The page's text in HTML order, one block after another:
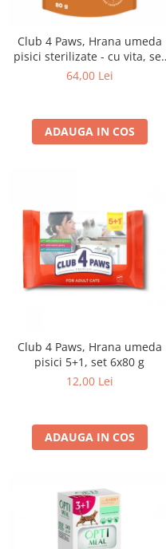
Club 4 Paws, Hrana umeda
pisici sterilizate - cu vita, set
24x80g
64,00 Lei
ADAUGA IN COS
Club 4 Paws, Hrana umeda
pisici 5+1, set 6x80 g
12,00 Lei
ADAUGA IN COS